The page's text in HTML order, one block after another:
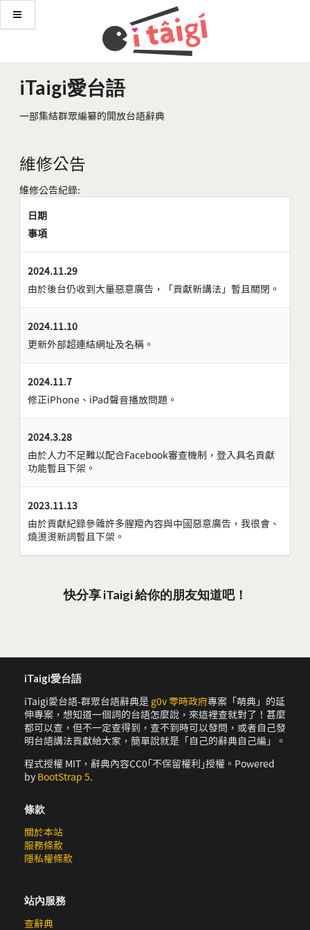
iTaigi愛台語
一部集結群眾編纂的開放台語辭典
維修公告
維修公告紀錄:
日期
事項
2024.11.29
由於後台仍收到大量惡意廣告，「貢獻新講法」暫且關閉。
2024.11.10
更新外部超連結網址及名稱。
2024.11.7
修正iPhone、iPad聲音播放問題。
2024.3.28
由於人力不足難以配合Facebook審查機制，登入具名貢獻
功能暫且下架。
2023.11.13
由於貢獻紀錄參雜許多腥羶內容與中國惡意廣告，我很會、
燒燙燙新詞暫且下架。
快分享 iTaigi 給你的朋友知道吧！
iTaigi愛台語
iTaigi愛台語-群眾台語辭典是 g0v 零時政府專案「萌典」的延
伸專案，想知道一個詞的台語怎麼說，來這裡查就對了！甚麼
都可以查，但不一定查得到，查不到時可以發問，或者自己發
明台語講法貢獻給大家，簡單說就是「自己的辭典自己編」。
程式授權 MIT，辭典內容CC0｢不保留權利｣授權。Powered
by BootStrap 5.
條款
關於本站
服務條款
隱私權條款
站內服務
查辭典